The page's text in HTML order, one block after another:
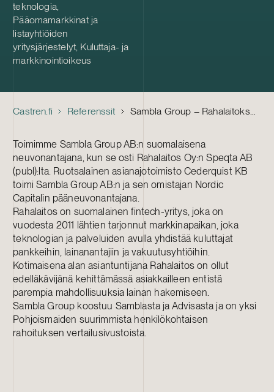
teknologia,
Pääomamarkkinat ja
listayhtiöiden
yritysjärjestelyt, Kuluttaja- ja
markkinointioikeus
Castren.fi Referenssit Sambla Group – Rahalaitoksen osto
Toimimme Sambla Group AB:n suomalaisena
neuvonantajana, kun se osti Rahalaitos Oy:n Speqta AB
(publ):lta. Ruotsalainen asianajotoimisto Cederquist KB
toimi Sambla Group AB:n ja sen omistajan Nordic
Capitalin pääneuvonantajana.
Rahalaitos on suomalainen fintech-yritys, joka on
vuodesta 2011 lähtien tarjonnut markkinapaikan, joka
teknologian ja palveluiden avulla yhdistää kuluttajat
pankkeihin, lainanantajiin ja vakuutusyhtiöihin.
Kotimaisena alan asiantuntijana Rahalaitos on ollut
edelläkävijänä kehittämässä asiakkailleen entistä
parempia mahdollisuuksia lainan hakemiseen.
Sambla Group koostuu Samblasta ja Advisasta ja on yksi
Pohjoismaiden suurimmista henkilökohtaisen
rahoituksen vertailusivustoista.